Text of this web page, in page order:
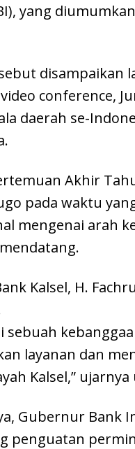
yang
disampaikan
conference,
daerah se-
Akhir
pada waktu
mengenai arah
Kalsel, H.
sebuah
layanan dan
Kalsel,” ujarnya
Gubernur Bank
penguatan